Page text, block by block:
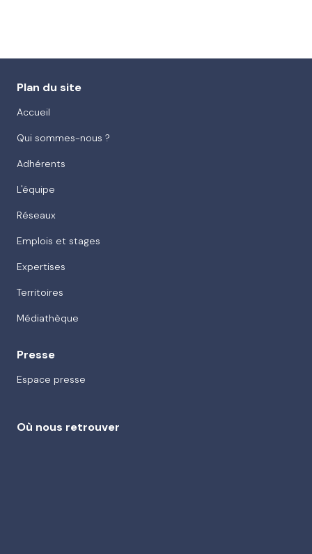
Plan du site
Accueil
Qui sommes-nous ?
Adhérents
L'équipe
Réseaux
Emplois et stages
Expertises
Territoires
Médiathèque
Presse
Espace presse
Où nous retrouver